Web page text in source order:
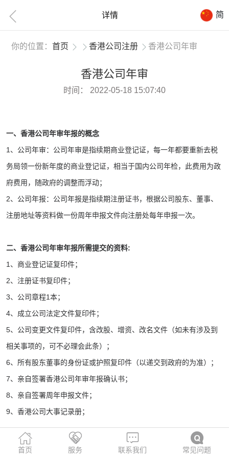
详情 简
你的位置：首页 香港公司注册 香港公司年审
香港公司年审
时间： 2022-05-18 15:07:40
一、香港公司年审年报的概念
1、公司年审：公司年审是指续期商业登记证，每一年都要重新去税
务局领一份新年度的商业登记证，相当于国内公司年检，此费用为政
府费用，随政府的调整而浮动；
2、公司年报：公司年报是指续期注册证书，根据公司股东、董事、
注册地址等资料做一份周年申报文件向注册处每年申报一次。
二、香港公司年审年报所需提交的资料:
1、商业登记证复印件；
2、注册证书复印件；
3、公司章程1本；
4、成立公司法定文件复印件；
5、公司变更文件复印件，含改股、增资、改名文件（如未有涉及到
相关事项的，可不必理会此条）；
6、所有股东董事的身份证或护照复印件（以递交到政府的为准）；
7、亲自签署香港公司年审年报确认书；
8、亲自签署周年申报文件；
9、香港公司大事记录册；
三、香港公司年审年报所需要的时间：
首页 服务 联系我们 常见问题